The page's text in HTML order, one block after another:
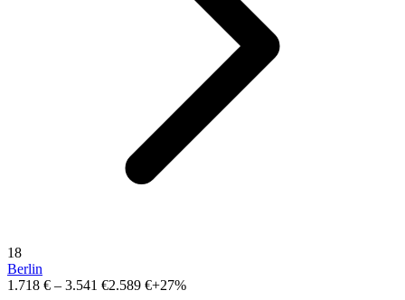
18
Berlin
1.718 € – 3.541 €2.589 €+27%